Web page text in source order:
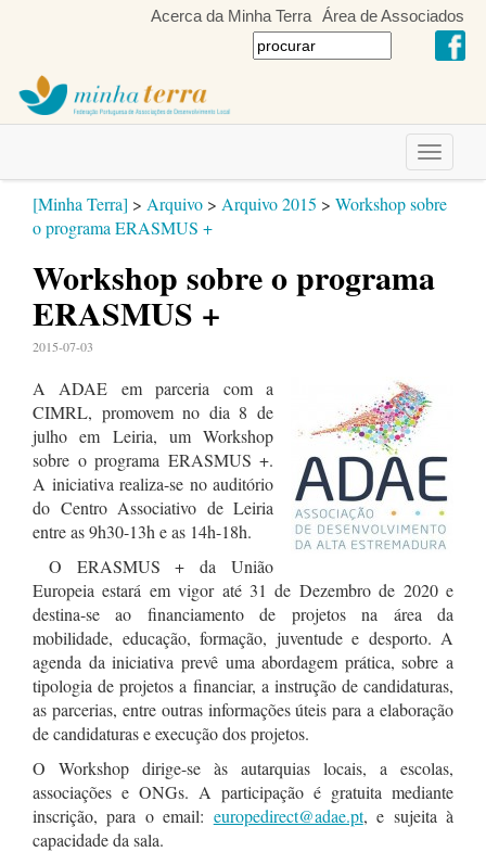
Acerca da Minha Terra Área de Associados
Toggle
[Minha Terra] > Arquivo > Arquivo 2015 > Workshop sobre
o programa ERASMUS +
Workshop sobre o programa
ERASMUS +
2015-07-03
A ADAE em parceria com a
CIMRL, promovem no dia 8 de
julho em Leiria, um Workshop
sobre o programa ERASMUS +.
A iniciativa realiza-se no auditório
do Centro Associativo de Leiria
entre as 9h30-13h e as 14h-18h.
O ERASMUS + da União
Europeia estará em vigor até 31 de Dezembro de 2020 e
destina-se ao financiamento de projetos na área da
mobilidade, educação, formação, juventude e desporto. A
agenda da iniciativa prevê uma abordagem prática, sobre a
tipologia de projetos a financiar, a instrução de candidaturas,
as parcerias, entre outras informações úteis para a elaboração
de candidaturas e execução dos projetos.
O Workshop dirige-se às autarquias locais, a escolas,
associações e ONGs. A participação é gratuita mediante
inscrição, para o email: europedirect@adae.pt, e sujeita à
capacidade da sala.